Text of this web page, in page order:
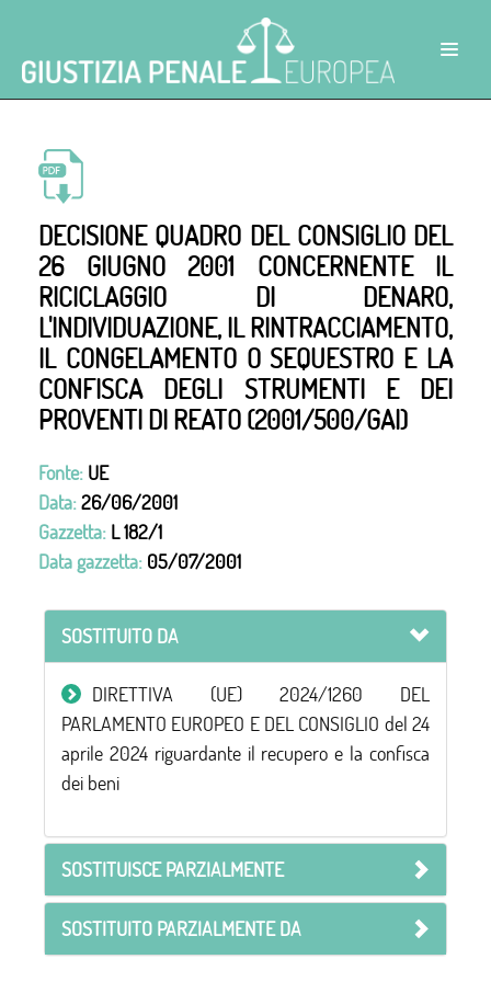
DECISIONE QUADRO DEL CONSIGLIO DEL
26 GIUGNO 2001 CONCERNENTE IL
RICICLAGGIO DI DENARO,
L'INDIVIDUAZIONE, IL RINTRACCIAMENTO,
IL CONGELAMENTO O SEQUESTRO E LA
CONFISCA DEGLI STRUMENTI E DEI
PROVENTI DI REATO (2001/500/GAI)
Fonte: UE
Data:26/06/2001
Gazzetta: L 182/1
Data gazzetta: 05/07/2001
SOSTITUITO DA
DIRETTIVA (UE) 2024/1260 DEL
PARLAMENTO EUROPEO E DEL CONSIGLIO del 24
aprile 2024 riguardante il recupero e la confisca
dei beni
SOSTITUISCE PARZIALMENTE
SOSTITUITO PARZIALMENTE DA